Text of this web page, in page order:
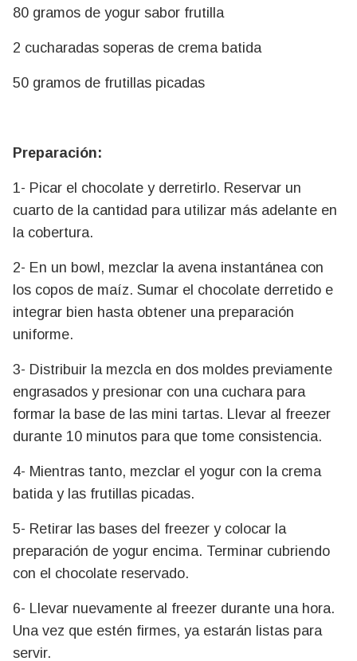
80 gramos de yogur sabor frutilla
2 cucharadas soperas de crema batida
50 gramos de frutillas picadas
Preparación:
1- Picar el chocolate y derretirlo. Reservar un
cuarto de la cantidad para utilizar más adelante en
la cobertura.
2- En un bowl, mezclar la avena instantánea con
los copos de maíz. Sumar el chocolate derretido e
integrar bien hasta obtener una preparación
uniforme.
3- Distribuir la mezcla en dos moldes previamente
engrasados y presionar con una cuchara para
formar la base de las mini tartas. Llevar al freezer
durante 10 minutos para que tome consistencia.
4- Mientras tanto, mezclar el yogur con la crema
batida y las frutillas picadas.
5- Retirar las bases del freezer y colocar la
preparación de yogur encima. Terminar cubriendo
con el chocolate reservado.
6- Llevar nuevamente al freezer durante una hora.
Una vez que estén firmes, ya estarán listas para
servir.